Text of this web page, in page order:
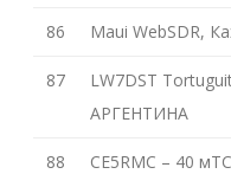
86 Maui WebSDR,
87
LW7DST
АРГЕНТИНА
88 CE5RMC – 40